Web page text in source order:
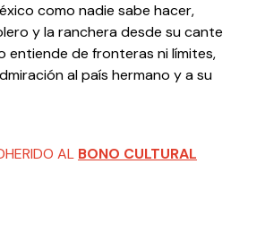
como nadie sabe hacer,
y la ranchera desde su cante
entiende de fronteras ni límites,
al país hermano y a su
AL BONO CULTURAL